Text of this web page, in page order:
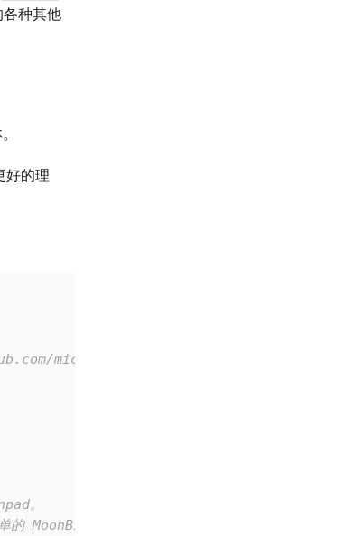
种其他
好的理
microsoft/monaco-editor
。
MoonBit 构建系统，用于编译/运行 MoonBit 代